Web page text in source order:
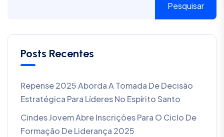
Pesquisar
Posts Recentes
Repense 2025 Aborda A Tomada De Decisão
Estratégica Para Líderes No Espírito Santo
Cindes Jovem Abre Inscrições Para O Ciclo De
Formação De Liderança 2025